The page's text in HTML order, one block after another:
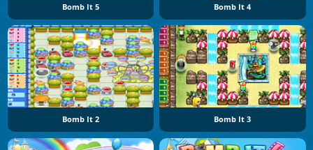
Bomb It 5 Bomb It 4
Bomb It 2 Bomb It 3